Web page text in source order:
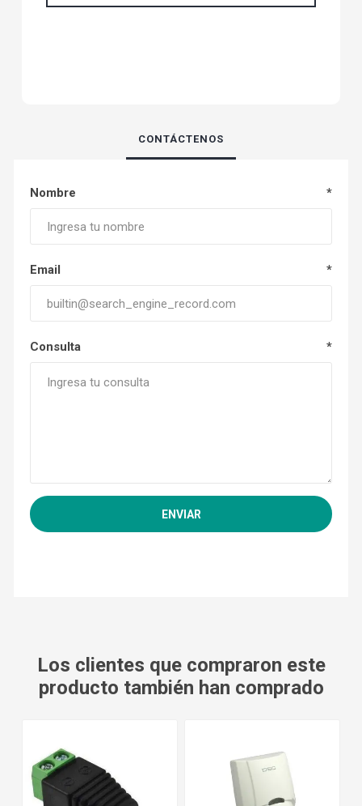
CONTÁCTENOS
Nombre *
Email *
Consulta *
Los clientes que compraron este
producto también han comprado